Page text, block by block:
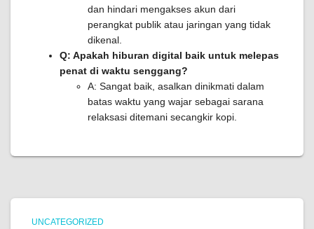
dan hindari mengakses akun dari
perangkat publik atau jaringan yang tidak
dikenal.
Q: Apakah hiburan digital baik untuk melepas
penat di waktu senggang?
A: Sangat baik, asalkan dinikmati dalam
batas waktu yang wajar sebagai sarana
relaksasi ditemani secangkir kopi.
UNCATEGORIZED